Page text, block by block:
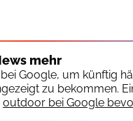
mehr
Google, um künftig
zu bekommen.
outdoor bei Google